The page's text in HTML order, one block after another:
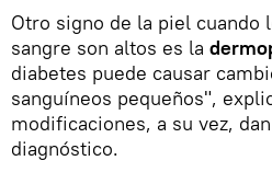
Otro signo de la piel cuando
sangre son altos es la
diabetes puede causar
sanguíneos pequeños",
modificaciones, a su vez,
diagnóstico.